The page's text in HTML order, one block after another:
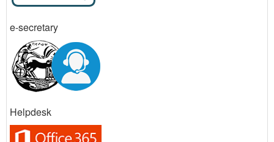
e-secretary
Helpdesk